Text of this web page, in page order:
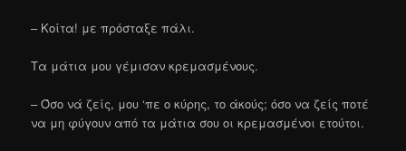
– Κοίτα! με πρόσταξε πάλι.
Τα μάτια μου γέμισαν κρεμασμένους.
– Όσο νά ζείς, μου ‘πε ο κύρης, το άκούς; όσο να ζείς ποτέ
να μη φύγουν από τα μάτια σου οι κρεμασμένοι ετούτοι.